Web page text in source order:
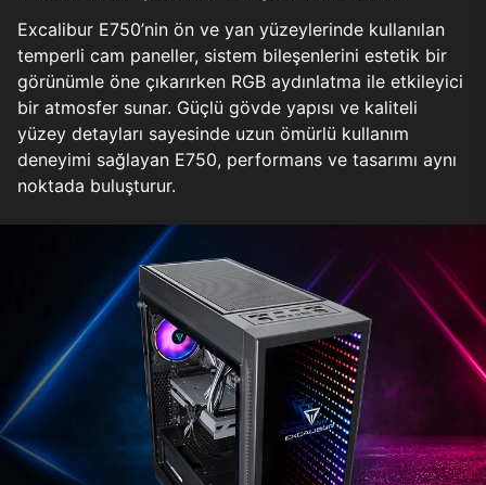
Excalibur E750’nin ön ve yan yüzeylerinde kullanılan
temperli cam paneller, sistem bileşenlerini estetik bir
görünümle öne çıkarırken RGB aydınlatma ile etkileyici
bir atmosfer sunar. Güçlü gövde yapısı ve kaliteli
yüzey detayları sayesinde uzun ömürlü kullanım
deneyimi sağlayan E750, performans ve tasarımı aynı
noktada buluşturur.